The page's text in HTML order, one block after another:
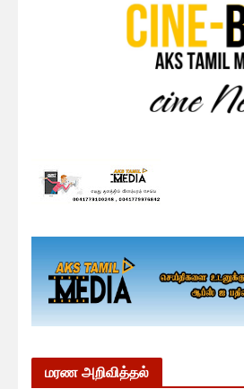
மரண அறிவித்தல்